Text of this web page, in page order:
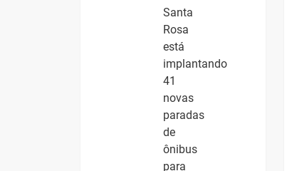
Santa
Rosa
está
implantando
41
novas
paradas
de
ônibus
para